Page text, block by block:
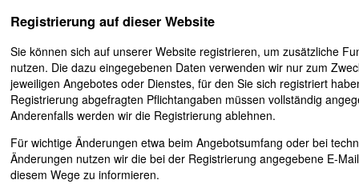
Registrierung auf dieser Website
Sie können sich auf unserer Website registrieren, um zusätzliche
nutzen. Die dazu eingegebenen Daten verwenden wir nur zum
jeweiligen Angebotes oder Dienstes, für den Sie sich registriert
Registrierung abgefragten Pflichtangaben müssen vollständig
Anderenfalls werden wir die Registrierung ablehnen.
Für wichtige Änderungen etwa beim Angebotsumfang oder bei
Änderungen nutzen wir die bei der Registrierung angegebene E-
diesem Wege zu informieren.